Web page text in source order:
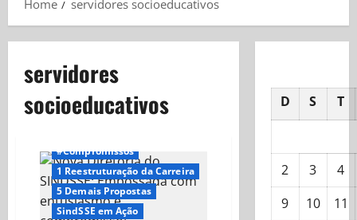
Home
servidores socioeducativos
servidores
socioeducativos
#Compromissos
1 Reestruturação da Carreira
5 Demais Propostas
SindSSE em Ação
D S T
2 3
4
9
10
11